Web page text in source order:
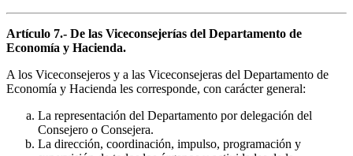
Artículo 7.- De las Viceconsejerías del Departamento de
Economía y Hacienda.
A los Viceconsejeros y a las Viceconsejeras del Departamento de
Economía y Hacienda les corresponde, con carácter general:
La representación del Departamento por delegación del
Consejero o Consejera.
La dirección, coordinación, impulso, programación y